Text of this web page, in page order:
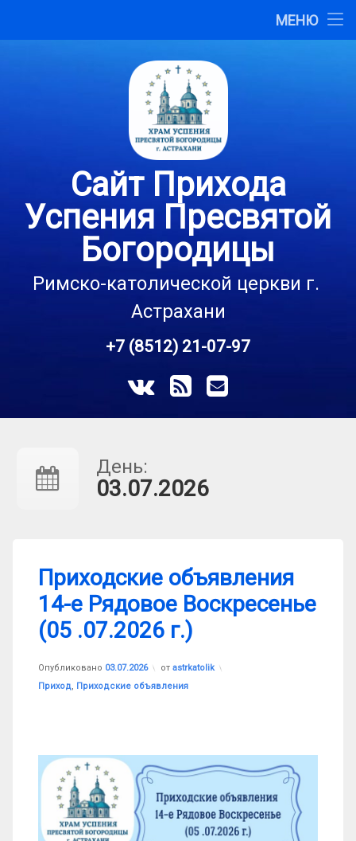
МЕНЮ
Сайт Прихода
Успения Пресвятой
Богородицы
Римско-католической церкви г.
Астрахани
+7 (8512) 21-07-97
ВКонтакте
RSS E-mail
День:
03.07.2026
Приходские объявления
14-е Рядовое Воскресенье
(05 .07.2026 г.)
Опубликовано 03.07.2026 от astrkatolik
Рубрики:
Приход, Приходские объявления